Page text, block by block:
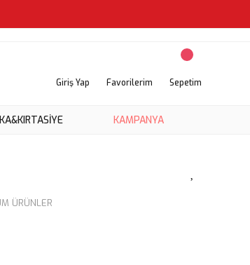
Giriş Yap Favorilerim Sepetim
KAMPANYA
ÜRÜNLER